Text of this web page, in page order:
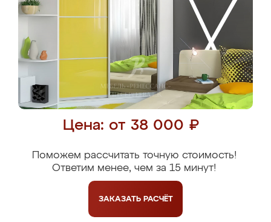
Цена: от 38 000 ₽
Поможем рассчитать точную стоимость!
Ответим менее, чем за 15 минут!
ЗАКАЗАТЬ РАСЧЁТ